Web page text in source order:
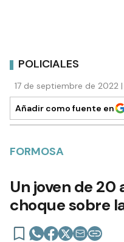
POLICIALES
17 de septiembre de 2022
Añadir como fuente en
FORMOSA
Un joven de
choque sobre